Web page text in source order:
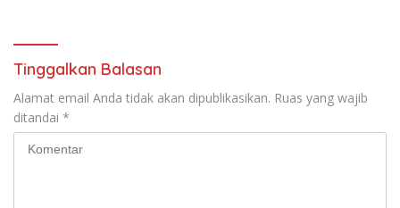
Tinggalkan Balasan
Alamat email Anda tidak akan dipublikasikan. Ruas yang wajib
ditandai *